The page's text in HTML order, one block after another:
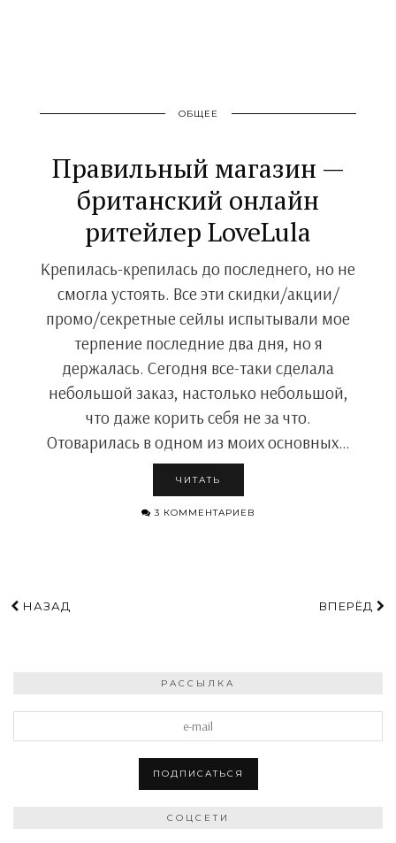
ОБЩЕЕ
Правильный магазин —
британский онлайн
ритейлер LoveLula
Крепилась-крепилась до последнего, но не
смогла устоять. Все эти скидки/акции/
промо/секретные сейлы испытывали мое
терпение последние два дня, но я
держалась. Сегодня все-таки сделала
небольшой заказ, настолько небольшой,
что даже корить себя не за что.
Отоварилась в одном из моих основных…
ЧИТАТЬ
3 КОММЕНТАРИЕВ
НАЗАД ВПЕРЁД
РАССЫЛКА
СОЦСЕТИ